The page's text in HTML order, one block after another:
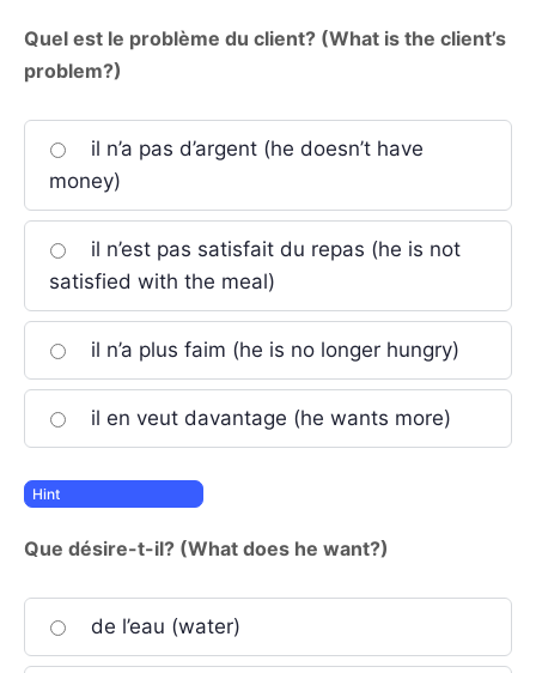
Quel est le problème du client? (What is the client’s
problem?)
il n’a pas d’argent (he doesn’t have
money)
il n’est pas satisfait du repas (he is not
satisfied with the meal)
il n’a plus faim (he is no longer hungry)
il en veut davantage (he wants more)
Que désire-t-il? (What does he want?)
de l’eau (water)